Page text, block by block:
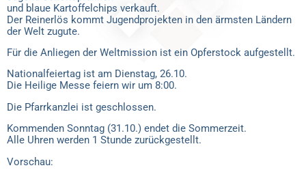
und blaue Kartoffelchips verkauft.
Der Reinerlös kommt Jugendprojekten in den ärmsten Ländern
der Welt zugute.
Für die Anliegen der Weltmission ist ein Opferstock aufgestellt.
Nationalfeiertag ist am Dienstag, 26.10.
Die Heilige Messe feiern wir um 8:00.
Die Pfarrkanzlei ist geschlossen.
Kommenden Sonntag (31.10.) endet die Sommerzeit.
Alle Uhren werden 1 Stunde zurückgestellt.
Vorschau: